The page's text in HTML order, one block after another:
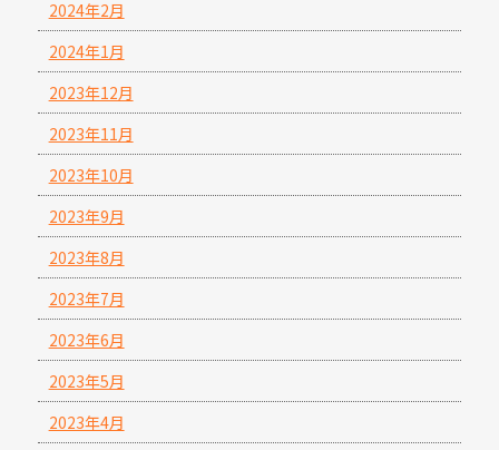
2024年2月
2024年1月
2023年12月
2023年11月
2023年10月
2023年9月
2023年8月
2023年7月
2023年6月
2023年5月
2023年4月